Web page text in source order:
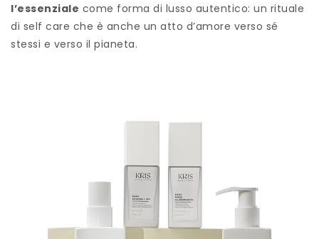
l’essenziale come forma di lusso autentico: un rituale
di self care che è anche un atto d’amore verso sé
stessi e verso il pianeta.